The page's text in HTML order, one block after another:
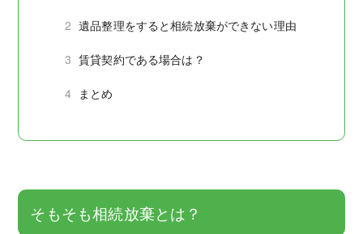
2 遺品整理をすると相続放棄ができない理由
3 賃貸契約である場合は？
4 まとめ
そもそも相続放棄とは？